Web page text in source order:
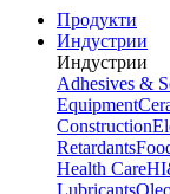
Продукти
Индустрии
Индустрии
Adhesives &
Equipment
Construction
Retardants
Health Care
Lubricants